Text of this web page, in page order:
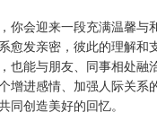
你会迎来一段充满温馨与
愈发亲密，彼此的理解和
也能与朋友、同事相处融
增进感情、加强人际关系
同创造美好的回忆。